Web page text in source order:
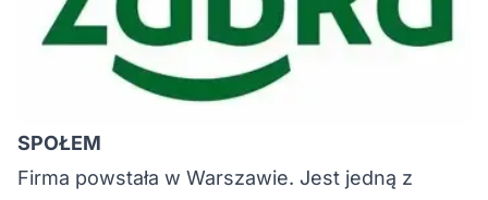
SPOŁEM
Firma powstała w Warszawie. Jest jedną z